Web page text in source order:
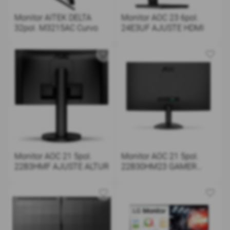
Monitor AITEK DELTA
32pol. M3215AC Curvo
Monitor AOC 23 6pol.
24E3UF AJUSTE HDMI
Monitor AOC 21 5pol.
22B3HMF AJUSTE ALTUR
Monitor AOC 21 5pol.
22B30HM23 GAMER